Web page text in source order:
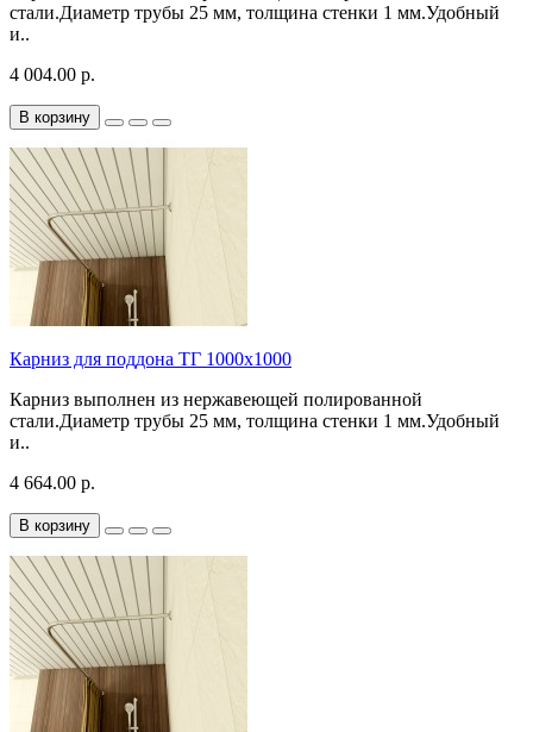
стали.Диаметр трубы 25 мм, толщина стенки 1 мм.Удобный
и..
4 004.00 р.
В корзину
Карниз для поддона TГ 1000х1000
Карниз выполнен из нержавеющей полированной
стали.Диаметр трубы 25 мм, толщина стенки 1 мм.Удобный
и..
4 664.00 р.
В корзину